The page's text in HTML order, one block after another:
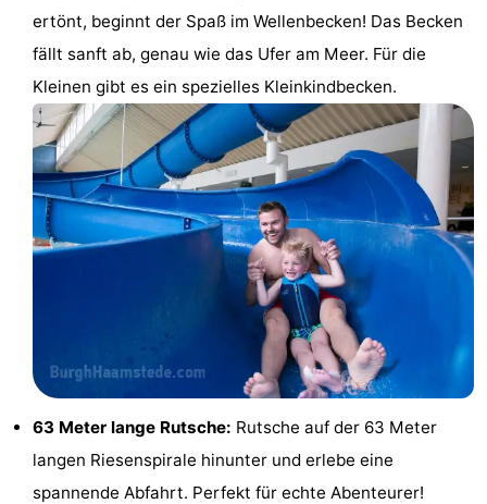
Frühstück)
Strand
Sehen
tun
Museen
Denkmäler
Spielplätze
Spielplätze
Bowling
Wellness-
ertönt, beginnt der Spaß im Wellenbecken! Das Becken
fällt sanft ab, genau wie das Ufer am Meer. Für die
Kleinen gibt es ein spezielles Kleinkindbecken.
63 Meter lange Rutsche: Rutsche auf der 63 Meter
langen Riesenspirale hinunter und erlebe eine
spannende Abfahrt. Perfekt für echte Abenteurer!